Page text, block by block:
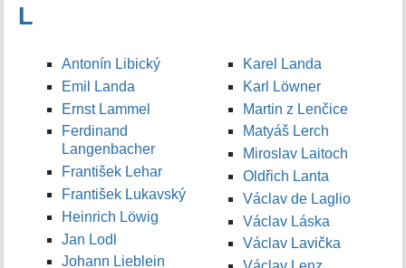
L
Antonín Libický
Emil Landa
Ernst Lammel
Ferdinand
Langenbacher
František Lehar
František Lukavský
Heinrich Löwig
Jan Lodl
Johann Lieblein
Karel Landa
Karl Löwner
Martin z Lenčice
Matyáš Lerch
Miroslav Laitoch
Oldřich Lanta
Václav de Laglio
Václav Láska
Václav Lavička